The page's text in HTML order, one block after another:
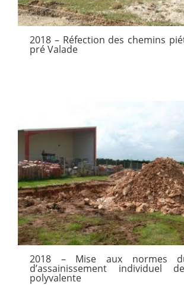
2018 – Réfection des chemins
pré Valade
2018 – Mise aux normes
d’assainissement individuel
polyvalente